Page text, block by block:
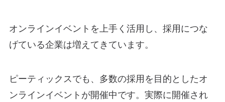
オンラインイベントを上手く活用し、採用につな
げている企業は増えてきています。
ピーティックスでも、多数の採用を目的としたオ
ンラインイベントが開催中です。実際に開催され